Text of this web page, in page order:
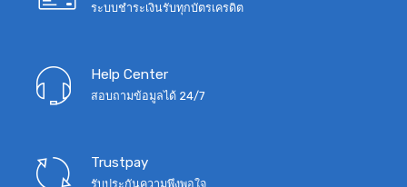
ระบบชำระเงินรับทุกบัตรเครดิต
Help Center
สอบถามข้อมูลได้ 24/7
Trustpay
รับประกันความพึงพอใจ